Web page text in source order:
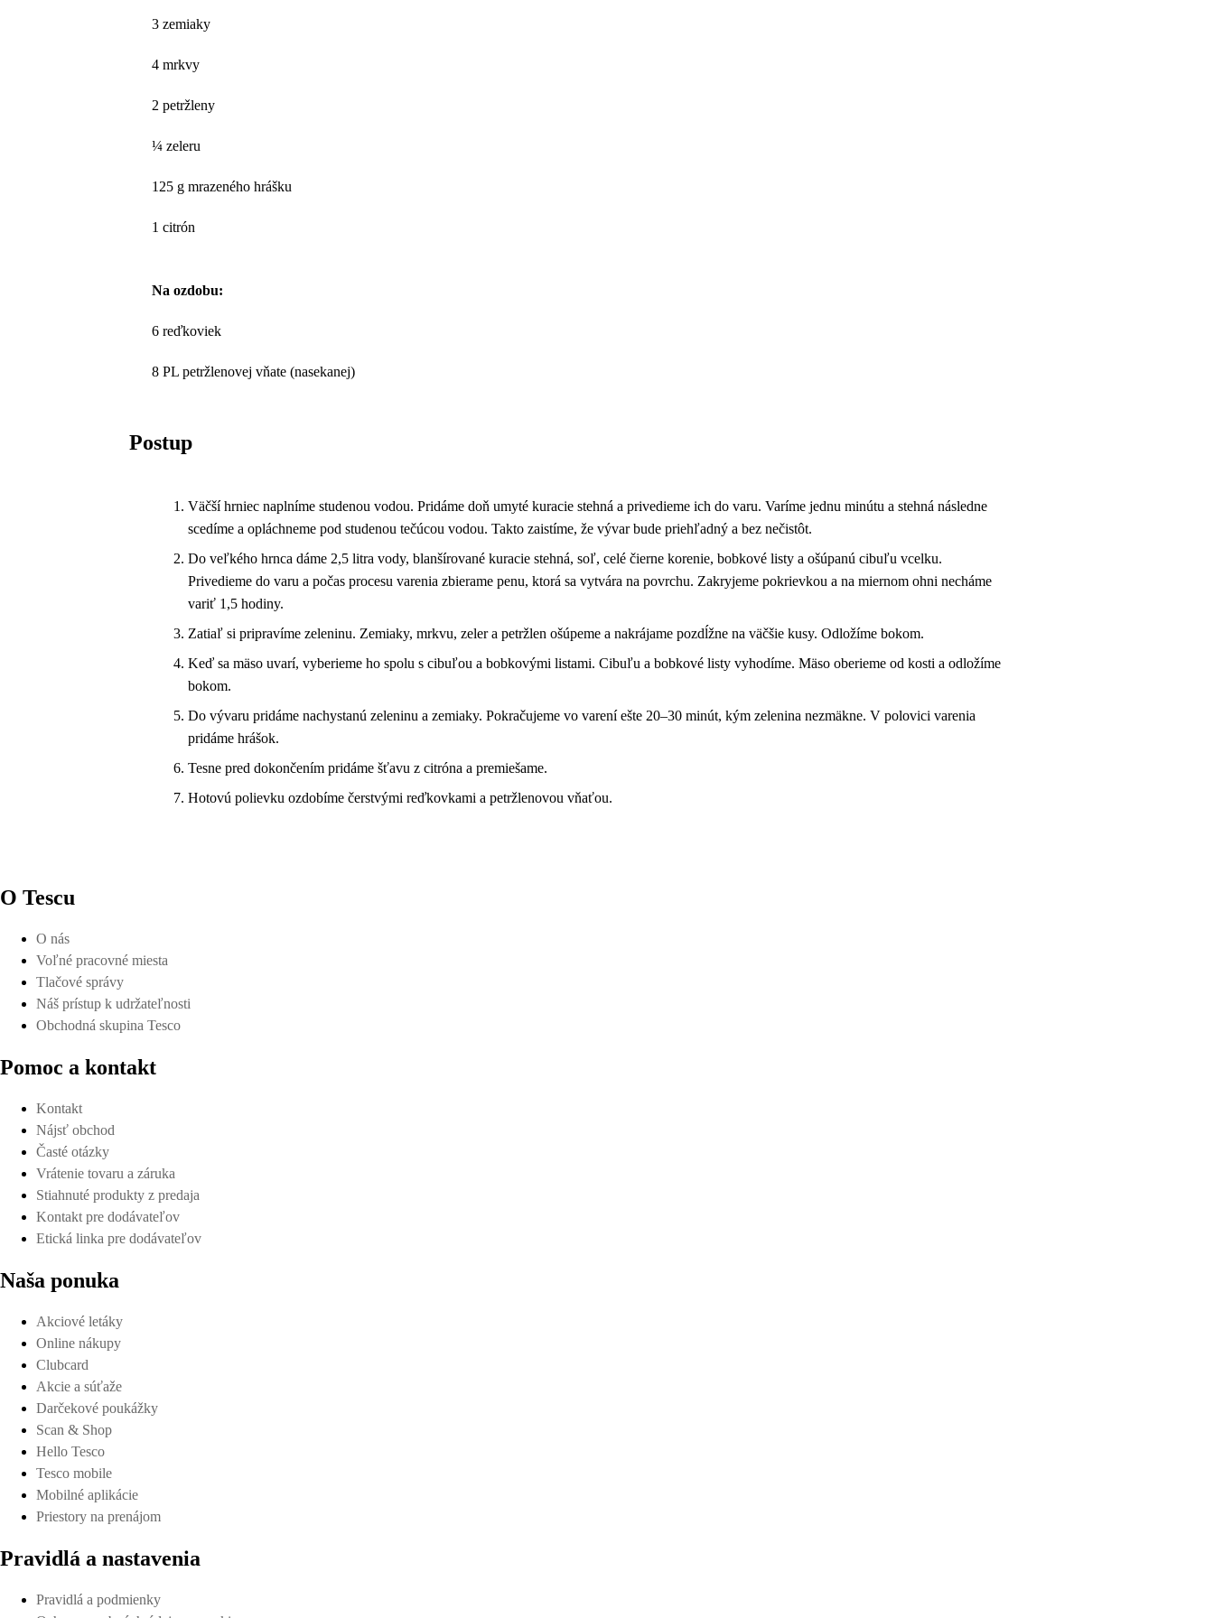
3 zemiaky
4 mrkvy
2 petržleny
¼ zeleru
125 g mrazeného hrášku
1 citrón
Na ozdobu:
6 reďkoviek
8 PL petržlenovej vňate (nasekanej)
Postup
Väčší hrniec naplníme studenou vodou. Pridáme doň umyté kuracie stehná a privedieme ich do varu. Varíme jednu minútu a stehná následne
scedíme a opláchneme pod studenou tečúcou vodou. Takto zaistíme, že vývar bude priehľadný a bez nečistôt.
Do veľkého hrnca dáme 2,5 litra vody, blanšírované kuracie stehná, soľ, celé čierne korenie, bobkové listy a ošúpanú cibuľu vcelku.
Privedieme do varu a počas procesu varenia zbierame penu, ktorá sa vytvára na povrchu. Zakryjeme pokrievkou a na miernom ohni necháme
variť 1,5 hodiny.
Zatiaľ si pripravíme zeleninu. Zemiaky, mrkvu, zeler a petržlen ošúpeme a nakrájame pozdĺžne na väčšie kusy. Odložíme bokom.
Keď sa mäso uvarí, vyberieme ho spolu s cibuľou a bobkovými listami. Cibuľu a bobkové listy vyhodíme. Mäso oberieme od kosti a odložíme
bokom.
Do vývaru pridáme nachystanú zeleninu a zemiaky. Pokračujeme vo varení ešte 20–30 minút, kým zelenina nezmäkne. V polovici varenia
pridáme hrášok.
Tesne pred dokončením pridáme šťavu z citróna a premiešame.
Hotovú polievku ozdobíme čerstvými reďkovkami a petržlenovou vňaťou.
O Tescu
O nás
Voľné pracovné miesta
Tlačové správy
Náš prístup k udržateľnosti
Obchodná skupina Tesco
Pomoc a kontakt
Kontakt
Nájsť obchod
Časté otázky
Vrátenie tovaru a záruka
Stiahnuté produkty z predaja
Kontakt pre dodávateľov
Etická linka pre dodávateľov
Naša ponuka
Akciové letáky
Online nákupy
Clubcard
Akcie a súťaže
Darčekové poukážky
Scan & Shop
Hello Tesco
Tesco mobile
Mobilné aplikácie
Priestory na prenájom
Pravidlá a nastavenia
Pravidlá a podmienky